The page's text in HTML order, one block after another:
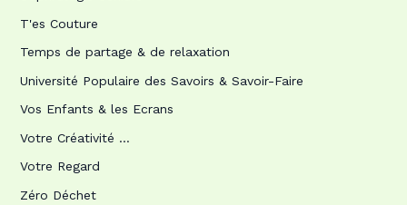
T'es Couture
Temps de partage & de relaxation
Université Populaire des Savoirs & Savoir-Faire
Vos Enfants & les Ecrans
Votre Créativité …
Votre Regard
Zéro Déchet